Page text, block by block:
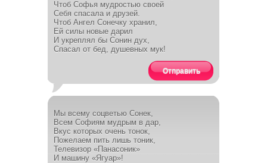
Чтоб Софья мудростью своей
Себя спасала и друзей.
Чтоб Ангел Сонечку хранил,
Ей силы новые дарил
И укреплял бы Сонин дух,
Спасал от бед, душевных мук!
Отправить
Мы всему соцветью Сонек,
Всем Софиям мудрым в дар,
Вкус которых очень тонок,
Пожелаем пить лишь тоник,
Телевизор «Панасоник»
И машину «Ягуар»!